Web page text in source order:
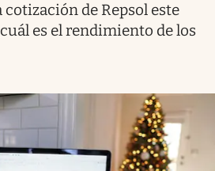
cotización de Repsol este
es el rendimiento de los